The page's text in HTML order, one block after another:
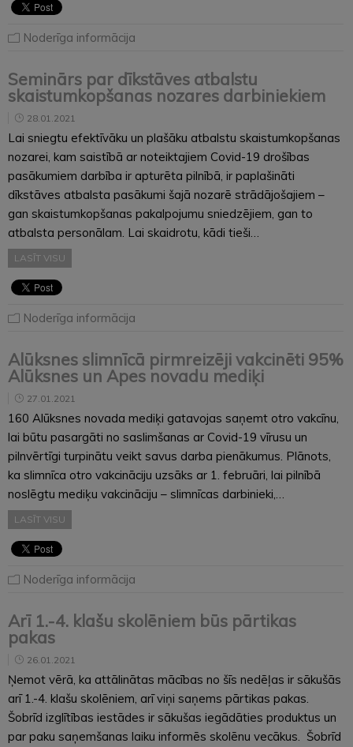
Noderīga informācija
Seminārs par dīkstāves atbalstu
skaistumkopšanas nozares darbiniekiem
28.01.2021
Lai sniegtu efektīvāku un plašāku atbalstu skaistumkopšanas
nozarei, kam saistībā ar noteiktajiem Covid-19 drošības
pasākumiem darbība ir apturēta pilnībā, ir paplašināti
dīkstāves atbalsta pasākumi šajā nozarē strādājošajiem –
gan skaistumkopšanas pakalpojumu sniedzējiem, gan to
atbalsta personālam. Lai skaidrotu, kādi tieši…
LASĪT VISU
Noderīga informācija
Alūksnes slimnīcā pirmreizēji vakcinēti 95%
Alūksnes un Apes novadu mediķi
27.01.2021
160 Alūksnes novada mediķi gatavojas saņemt otro vakcīnu,
lai būtu pasargāti no saslimšanas ar Covid-19 vīrusu un
pilnvērtīgi turpinātu veikt savus darba pienākumus. Plānots,
ka slimnīca otro vakcināciju uzsāks ar 1. februāri, lai pilnībā
noslēgtu mediķu vakcināciju – slimnīcas darbinieki,…
LASĪT VISU
Noderīga informācija
Arī 1.-4. klašu skolēniem būs pārtikas
pakas
26.01.2021
Ņemot vērā, ka attālinātas mācības no šīs nedēļas ir sākušās
arī 1.-4. klašu skolēniem, arī viņi saņems pārtikas pakas.
Šobrīd izglītības iestādes ir sākušas iegādāties produktus un
par paku saņemšanas laiku informēs skolēnu vecākus. Šobrīd